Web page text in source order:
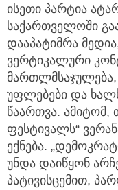
ისეთი პარტია
საქართველოში
დააპატიმრა
ვერტიკალური
მართლმსაჯულება,
უფლებები და
წაართვა. ამიტომ,
ფესტივალს“
ექნება.
უნდა დაიწყონ
პატივისცემით,